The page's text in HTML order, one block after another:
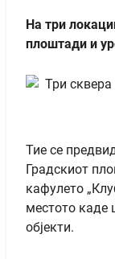
На три
плоштади и
Тие се
Градскиот
кафулето
местото каде
објекти.